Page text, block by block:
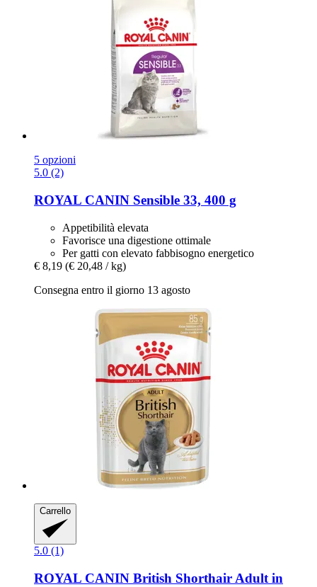
5 opzioni
5.0 (2)
ROYAL CANIN Sensible 33, 400 g
Appetibilità elevata
Favorisce una digestione ottimale
Per gatti con elevato fabbisogno energetico
€ 8,19 (€ 20,48 / kg)
Consegna entro il giorno 13 agosto
Carrello
5.0 (1)
ROYAL CANIN British Shorthair Adult in